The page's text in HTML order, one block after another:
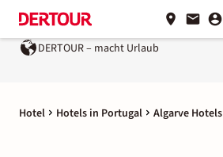
DERTOUR – macht Urlaub
Hotel Hotels in Portugal Algarve Hotels